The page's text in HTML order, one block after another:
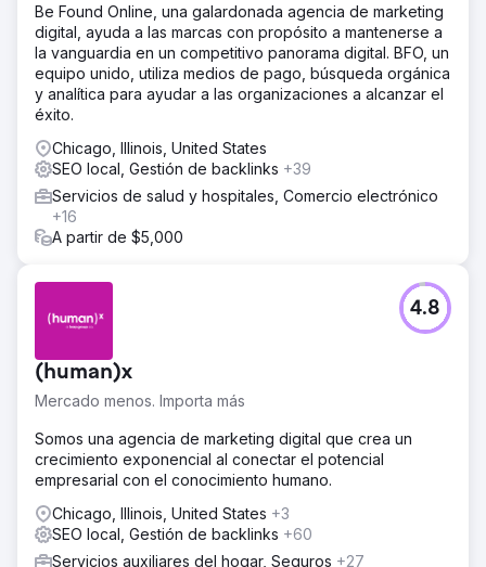
Be Found Online, una galardonada agencia de marketing
digital, ayuda a las marcas con propósito a mantenerse a
la vanguardia en un competitivo panorama digital. BFO, un
equipo unido, utiliza medios de pago, búsqueda orgánica
y analítica para ayudar a las organizaciones a alcanzar el
éxito.
Chicago, Illinois, United States
SEO local, Gestión de backlinks +39
Servicios de salud y hospitales, Comercio electrónico
+16
A partir de $5,000
(human)x
Mercado menos. Importa más
4.8
Somos una agencia de marketing digital que crea un
crecimiento exponencial al conectar el potencial
empresarial con el conocimiento humano.
Chicago, Illinois, United States +3
SEO local, Gestión de backlinks +60
Servicios auxiliares del hogar, Seguros +27